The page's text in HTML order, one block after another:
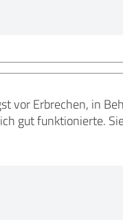
vor Erbrechen, in
gut funktionierte.